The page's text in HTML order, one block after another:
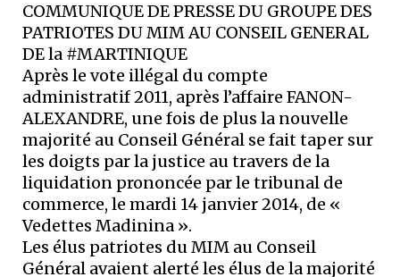
​​COMMUNIQUE DE PRESSE DU GROUPE DES
PATRIOTES DU MIM AU CONSEIL GENERAL
DE la #MARTINIQUE
Après le vote illégal du compte
administratif 2011, après l’affaire FANON-
ALEXANDRE, une fois de plus la nouvelle
majorité au Conseil Général se fait taper sur
les doigts par la justice au travers de la
liquidation prononcée par le tribunal de
commerce, le mardi 14 janvier 2014, de «
Vedettes Madinina ».
Les élus patriotes du MIM au Conseil
Général avaient alerté les élus de la majorité